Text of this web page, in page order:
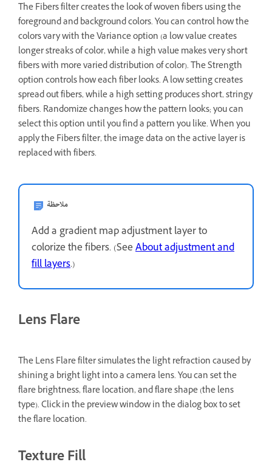
The Fibers filter creates the look of woven fibers using the
foreground and background colors. You can control how the
colors vary with the Variance option (a low value creates
longer streaks of color, while a high value makes very short
fibers with more varied distribution of color). The Strength
option controls how each fiber looks. A low setting creates
spread out fibers, while a high setting produces short, stringy
fibers. Randomize changes how the pattern looks; you can
select this option until you find a pattern you like. When you
apply the Fibers filter, the image data on the active layer is
replaced with fibers.
ملاحظة
Add a gradient map adjustment layer to
colorize the fibers. (SeeAbout adjustment and
fill layers.)
Lens Flare
The Lens Flare filter simulates the light refraction caused by
shining a bright light into a camera lens. You can set the
flare brightness, flare location, and flare shape (the lens
type). Click in the preview window in the dialog box to set
the flare location.
Texture Fill